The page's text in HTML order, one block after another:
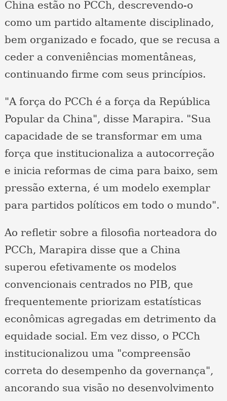
China estão no PCCh, descrevendo-o
como um partido altamente disciplinado,
bem organizado e focado, que se recusa a
ceder a conveniências momentâneas,
continuando firme com seus princípios.
"A força do PCCh é a força da República
Popular da China", disse Marapira. "Sua
capacidade de se transformar em uma
força que institucionaliza a autocorreção
e inicia reformas de cima para baixo, sem
pressão externa, é um modelo exemplar
para partidos políticos em todo o mundo".
Ao refletir sobre a filosofia norteadora do
PCCh, Marapira disse que a China
superou efetivamente os modelos
convencionais centrados no PIB, que
frequentemente priorizam estatísticas
econômicas agregadas em detrimento da
equidade social. Em vez disso, o PCCh
institucionalizou uma "compreensão
correta do desempenho da governança",
ancorando sua visão no desenvolvimento